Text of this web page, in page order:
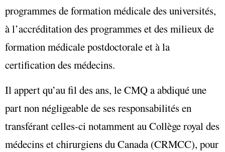
programmes de formation médicale des universités,
à l’accréditation des programmes et des milieux de
formation médicale postdoctorale et à la
certification des médecins.
Il appert qu’au fil des ans, le CMQ a abdiqué une
part non négligeable de ses responsabilités en
transférant celles-ci notamment au Collège royal des
médecins et chirurgiens du Canada (CRMCC), pour